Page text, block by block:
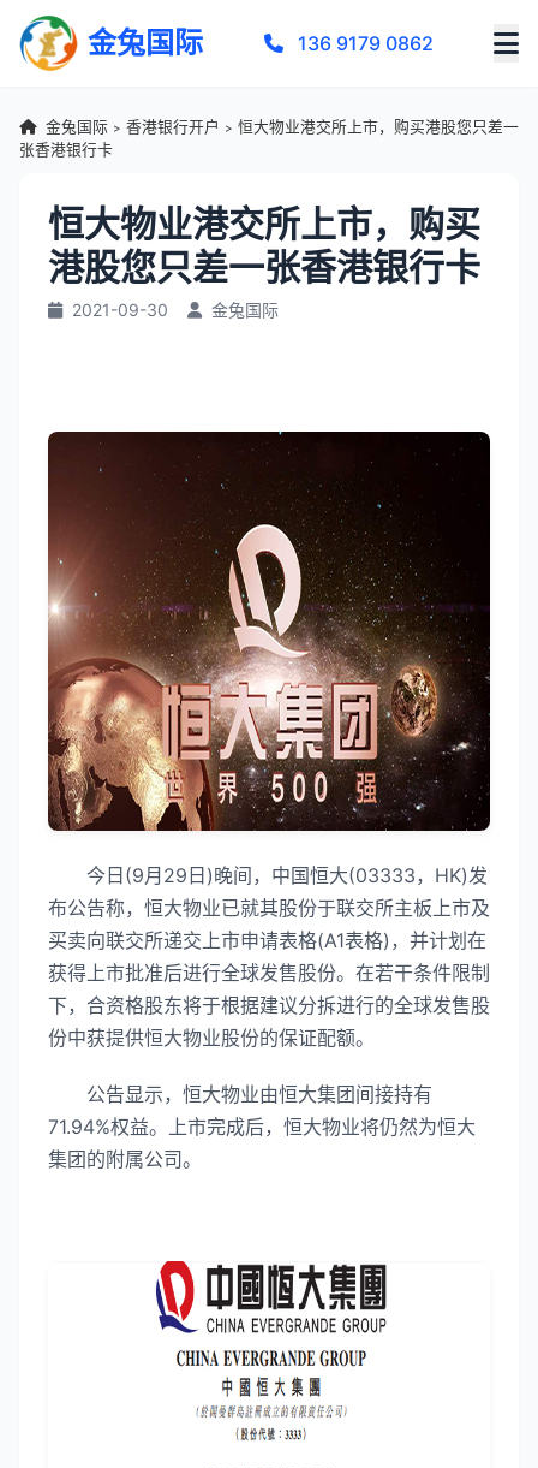
金兔国际 136 9179 0862
金兔国际 > 香港银行开户 > 恒大物业港交所上市，购买港股您只差一
张香港银行卡
恒大物业港交所上市，购买
港股您只差一张香港银行卡
2021-09-30 金兔国际
今日(9月29日)晚间，中国恒大(03333，HK)发
布公告称，恒大物业已就其股份于联交所主板上市及
买卖向联交所递交上市申请表格(A1表格)，并计划在
获得上市批准后进行全球发售股份。在若干条件限制
下，合资格股东将于根据建议分拆进行的全球发售股
份中获提供恒大物业股份的保证配额。
公告显示，恒大物业由恒大集团间接持有
71.94%权益。上市完成后，恒大物业将仍然为恒大
集团的附属公司。